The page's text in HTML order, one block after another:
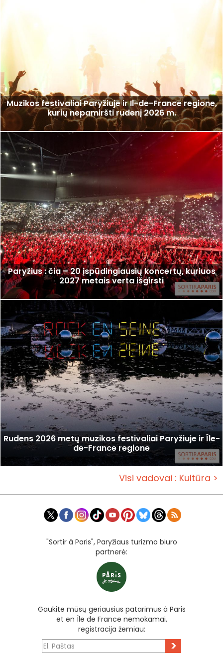
Muzikos festivaliai Paryžiuje ir Il-de-France regione,
kurių nepamiršti rudenį 2026 m.
Paryžius : čia – 20 įspūdingiausių koncertų, kuriuos
2027 metais verta išgirsti
Rudens 2026 metų muzikos festivaliai Paryžiuje ir Île-
de-France regione
Visi vadovai : Kultūra >
"Sortir à Paris", Paryžiaus turizmo biuro
partnerė:
Gaukite mūsų geriausius patarimus à Paris
et en Île de France nemokamai,
registracija žemiau:
>